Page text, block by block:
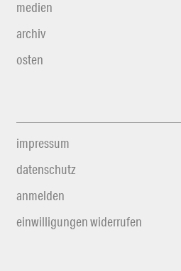
medien
archiv
osten
impressum
datenschutz
anmelden
einwilligungen widerrufen